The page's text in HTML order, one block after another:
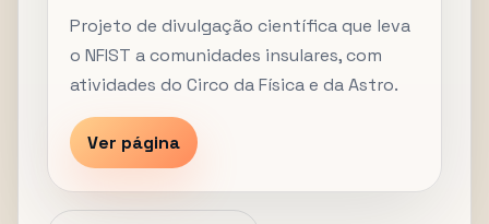
Projeto de divulgação científica que leva
o NFIST a comunidades insulares, com
atividades do Circo da Física e da Astro.
Ver página